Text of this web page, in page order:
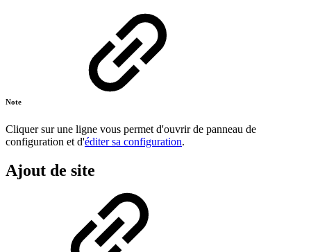
Note
Cliquer sur une ligne vous permet d'ouvrir de panneau de
configuration et d'éditer sa configuration.
Ajout de site